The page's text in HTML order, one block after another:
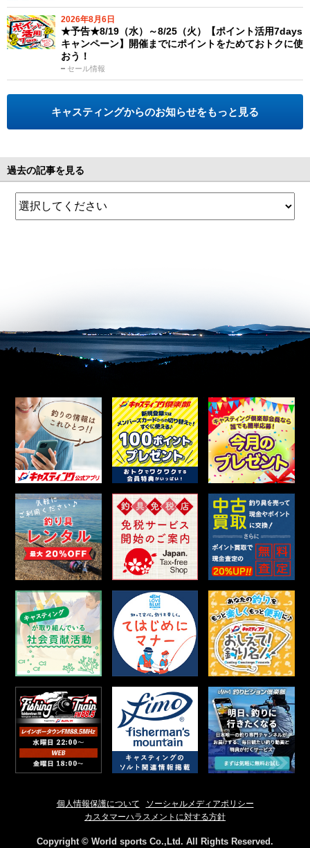
2026年8月6日
セール情報
★予告★8/19（水）～8/25（火）【ポイント活用7days
キャンペーン】開催までにポイントをためておトクに使
おう！
キャスティングからのお知らせをもっと見る
過去の記事を見る
個人情報保護について
ソーシャルメディアポリシー
カスタマーハラスメントに対する方針
Copyright © World sports Co.,Ltd. All Rights Reserved.